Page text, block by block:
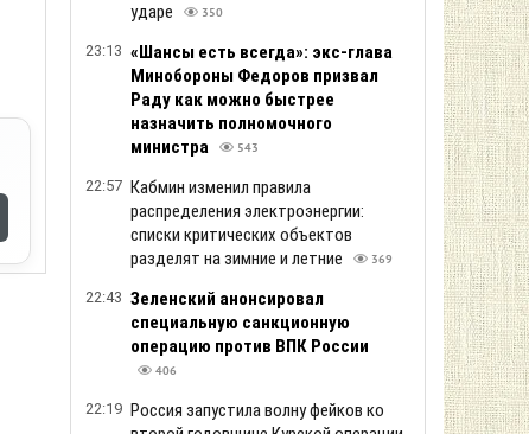
ударе
350
23:13 «Шансы есть всегда»: экс-глава
Минобороны Федоров призвал
Раду как можно быстрее
назначить полномочного
министра
543
22:57 Кабмин изменил правила
распределения электроэнергии:
списки критических объектов
разделят на зимние и летние
369
22:43 Зеленский анонсировал
специальную санкционную
операцию против ВПК России
406
22:19 Россия запустила волну фейков ко